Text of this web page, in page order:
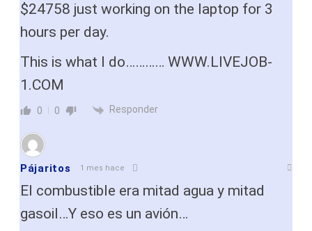
$24758 just working on the laptop for 3
hours per day.
This is what I do………… W­W­­W.L­I­V­E­­­J­O­­B­
1.C­­O­M
0 0 Responder
Pájaritos 1 mes hace
El combustible era mitad agua y mitad
gasoil…Y eso es un avión…